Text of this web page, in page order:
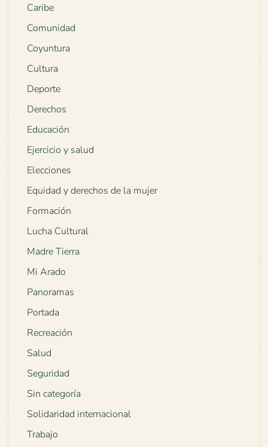
Caribe
Comunidad
Coyuntura
Cultura
Deporte
Derechos
Educación
Ejercicio y salud
Elecciones
Equidad y derechos de la mujer
Formación
Lucha Cultural
Madre Tierra
Mi Arado
Panoramas
Portada
Recreación
Salud
Seguridad
Sin categoría
Solidaridad internacional
Trabajo